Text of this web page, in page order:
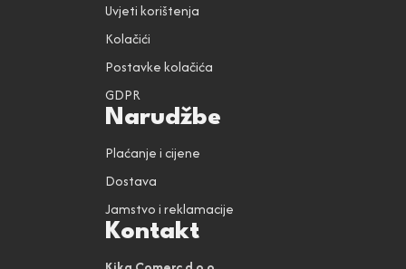
Uvjeti korištenja
Kolačići
Postavke kolačića
GDPR
Narudžbe
Plaćanje i cijene
Dostava
Jamstvo i reklamacije
Kontakt